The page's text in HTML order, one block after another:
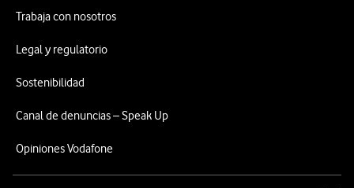
Trabaja con nosotros
Legal y regulatorio
Sostenibilidad
Canal de denuncias – Speak Up
Opiniones Vodafone